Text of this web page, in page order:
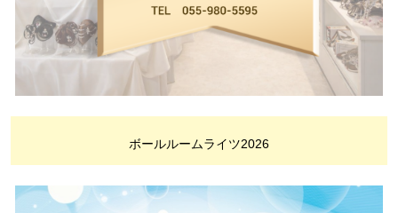
ボールルームライツ2026